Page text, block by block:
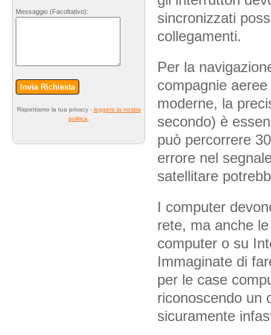
sincronizzati
collegamenti.
Per la
compagnie
moderne, la
secondo) è
può percorrere
errore nel
satellitare
I computer
rete, ma anche
computer o su
Immaginate di
per le case
riconoscendo un
sicuramente
Messaggio (Facoltativo):
Invia Richiesta
Rispettiamo la tua privacy - leggere la nostra
politica.